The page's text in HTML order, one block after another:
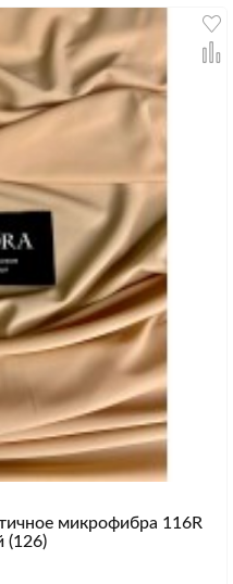
микрофибра 116R
(126)